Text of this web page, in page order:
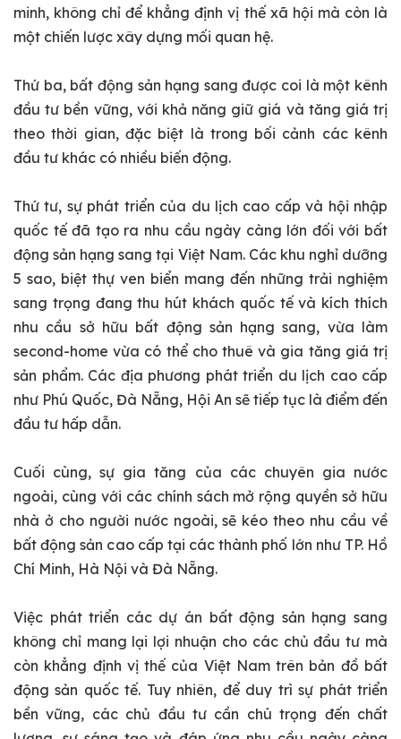
minh, không chỉ để khẳng định vị thế xã hội mà còn là
một chiến lược xây dựng mối quan hệ.
Thứ ba, bất động sản hạng sang được coi là một kênh
đầu tư bền vững, với khả năng giữ giá và tăng giá trị
theo thời gian, đặc biệt là trong bối cảnh các kênh
đầu tư khác có nhiều biến động.
Thứ tư, sự phát triển của du lịch cao cấp và hội nhập
quốc tế đã tạo ra nhu cầu ngày càng lớn đối với bất
động sản hạng sang tại Việt Nam. Các khu nghỉ dưỡng
5 sao, biệt thự ven biển mang đến những trải nghiệm
sang trọng đang thu hút khách quốc tế và kích thích
nhu cầu sở hữu bất động sản hạng sang, vừa làm
second-home vừa có thể cho thuê và gia tăng giá trị
sản phẩm. Các địa phương phát triển du lịch cao cấp
như Phú Quốc, Đà Nẵng, Hội An sẽ tiếp tục là điểm đến
đầu tư hấp dẫn.
Cuối cùng, sự gia tăng của các chuyên gia nước
ngoài, cùng với các chính sách mở rộng quyền sở hữu
nhà ở cho người nước ngoài, sẽ kéo theo nhu cầu về
bất động sản cao cấp tại các thành phố lớn như TP. Hồ
Chí Minh, Hà Nội và Đà Nẵng.
Việc phát triển các dự án bất động sản hạng sang
không chỉ mang lại lợi nhuận cho các chủ đầu tư mà
còn khẳng định vị thế của Việt Nam trên bản đồ bất
động sản quốc tế. Tuy nhiên, để duy trì sự phát triển
bền vững, các chủ đầu tư cần chú trọng đến chất